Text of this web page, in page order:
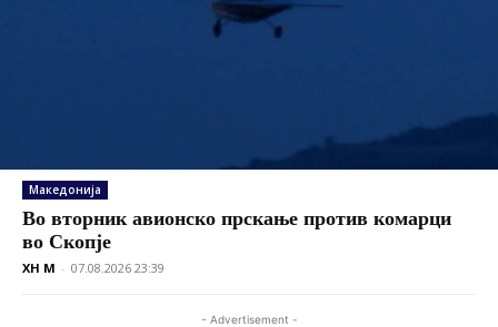
Македонија
Во вторник авионско прскање против комарци
во Скопје
XH M - 07.08.2026 23:39
- Advertisement -